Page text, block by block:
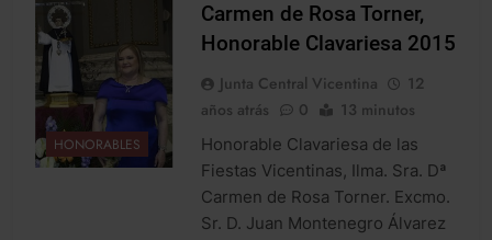
HONORABLES
Carmen de Rosa Torner,
Honorable Clavariesa 2015
Junta Central Vicentina
12
años atrás
0 13 minutos
Honorable Clavariesa de las
Fiestas Vicentinas, Ilma. Sra. Dª
Carmen de Rosa Torner. Excmo.
Sr. D. Juan Montenegro Álvarez